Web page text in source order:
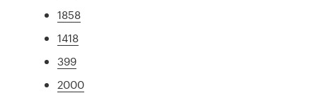
1858
1418
399
2000